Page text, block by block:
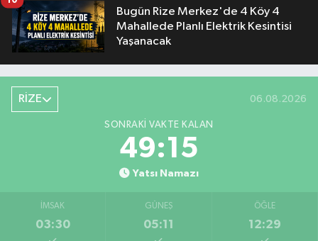
Bugün Rize Merkez'de 4 Köy 4
Mahallede Planlı Elektrik Kesintisi
Yaşanacak
RİZE 06.08.2026
SONRAKI VAKTE KALAN
49:14
Yatsı Namazı
İMSAK
03:30
GÜNEŞ
05:11
ÖĞLE
12:29